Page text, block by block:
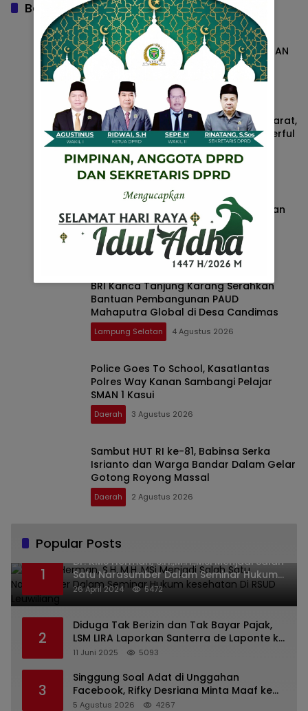
Baca Juga
KODIM 0427/WAY KANAN BANGUN
SARANA SUMUR BOR, WUJUD KEPEDULIAN
TNI TERHADAP AIR BERSIH
Daerah 4 Agustus 2026
Papatn Puti Harumkan Nama Kutai Barat,
Juara III Tari Kreasi di Festival Wonderful
Nusantara
Daerah 4 Agustus 2026
Bupati Pringsewu Canangkan Gerakan
Sekolah Berintegritas Bebas KKN
Daerah 4 Agustus 2026
BRI Kanca Tanjung Karang Serahkan
Bantuan Pembangunan PAUD
Mahaputra Global di Desa Candimas
Lampung Selatan 4 Agustus 2026
Police Goes To School, Kasatlantas
Polres Way Kanan Sambangi Pelajar
SMAN 1 Kasui
Daerah 3 Agustus 2026
Sambut HUT RI ke-81, Babinsa Serka
Isrianto dan Warga Bandar Dalam Gelar
Gotong Royong Massal
Daerah 2 Agustus 2026
Popular Posts
1
Dr. KMS Herman, S.H.,M.H.,MSi Menjadi Salah
Satu Narasumber Dalam Seminar Hukum
kesehatan Di RSUD Leuwiliang
26 April 2024 5472
2
Diduga Tak Berizin dan Tak Bayar Pajak,
LSM LIRA Laporkan Santerra de Laponte ke
Kejaksaan Kota Batu
11 Juni 2025 5093
3
Singgung Soal Adat di Unggahan
Facebook, Rifky Desriana Minta Maaf ke
PDA dan Bupati Kubar
5 Agustus 2026 4267